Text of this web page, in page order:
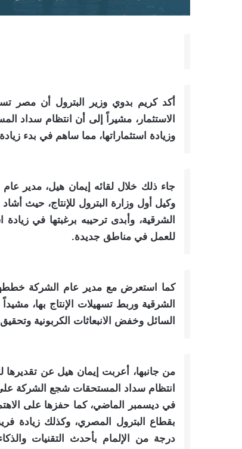
أكد كريم بدوي وزير البترول أن مصر
الاستثمار، مشيراً إلى أن انتظام سداد
وزيادة استثماراتها، مما ساهم في بدء
جاء ذلك خلال لقائه إيمان هيل، مدير
وكيل أول وزارة البترول للإنتاج، حيث
الشرقية، وأبدى ترحيبه برغبتها في
للعمل في مناطق جديدة.
كما استعرض مع مدير عام الشركة
الشرقية وربط تسهيلات الإنتاج بها،
السائل وخفض الانبعاثات الكربونية وتحقيق
من جانبها، أعربت إيمان هيل عن تقديرها
انتظام سداد المستحقات شجع الشركة
في ديسمبر الماضي، كما حفزها على
بقطاع البترول المصري، وكذلك زيادة
درجة من الإلمام بأحدث التقنيات